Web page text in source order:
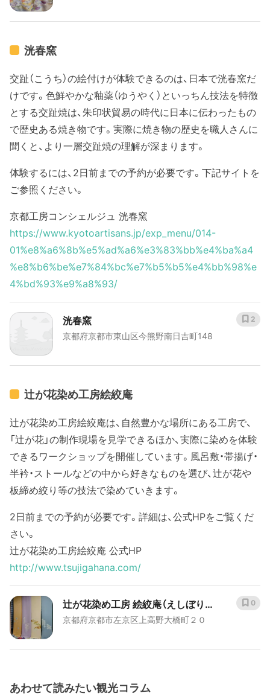
洸春窯
交趾（こうち）の絵付けが体験できるのは、日本で洸春窯だ
けです。色鮮やかな釉薬（ゆうやく）といっちん技法を特徴
とする交趾焼は、朱印状貿易の時代に日本に伝わったもの
で歴史ある焼き物です。実際に焼き物の歴史を職人さんに
聞くと、より一層交趾焼の理解が深まります。
体験するには、2日前までの予約が必要です。下記サイトを
ご参照ください。
京都工房コンシェルジュ 洸春窯
https://www.kyotoartisans.jp/exp_menu/014-
01%e8%a6%8b%e5%ad%a6%e3%83%bb%e4%ba%a4
%e8%b6%be%e7%84%bc%e7%b5%b5%e4%bb%98%e
4%bd%93%e9%a8%93/
洸春窯
京都府京都市東山区今熊野南日吉町148
2
辻が花染め工房絵絞庵
辻が花染め工房絵絞庵は、自然豊かな場所にある工房で、
「辻が花」の制作現場を見学できるほか、実際に染めを体験
できるワークショップを開催しています。風呂敷・帯揚げ・
半衿・ストールなどの中から好きなものを選び、辻が花や
板締め絞り等の技法で染めていきます。
2日前までの予約が必要です。詳細は、公式HPをご覧くだ
さい。
辻が花染め工房絵絞庵 公式HP
http://www.tsujigahana.com/
辻が花染め工房 絵絞庵（えしぼりあ
ん）
京都府京都市左京区上高野大橋町２０
0
あわせて読みたい観光コラム